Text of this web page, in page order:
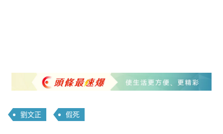
劉文正 假死